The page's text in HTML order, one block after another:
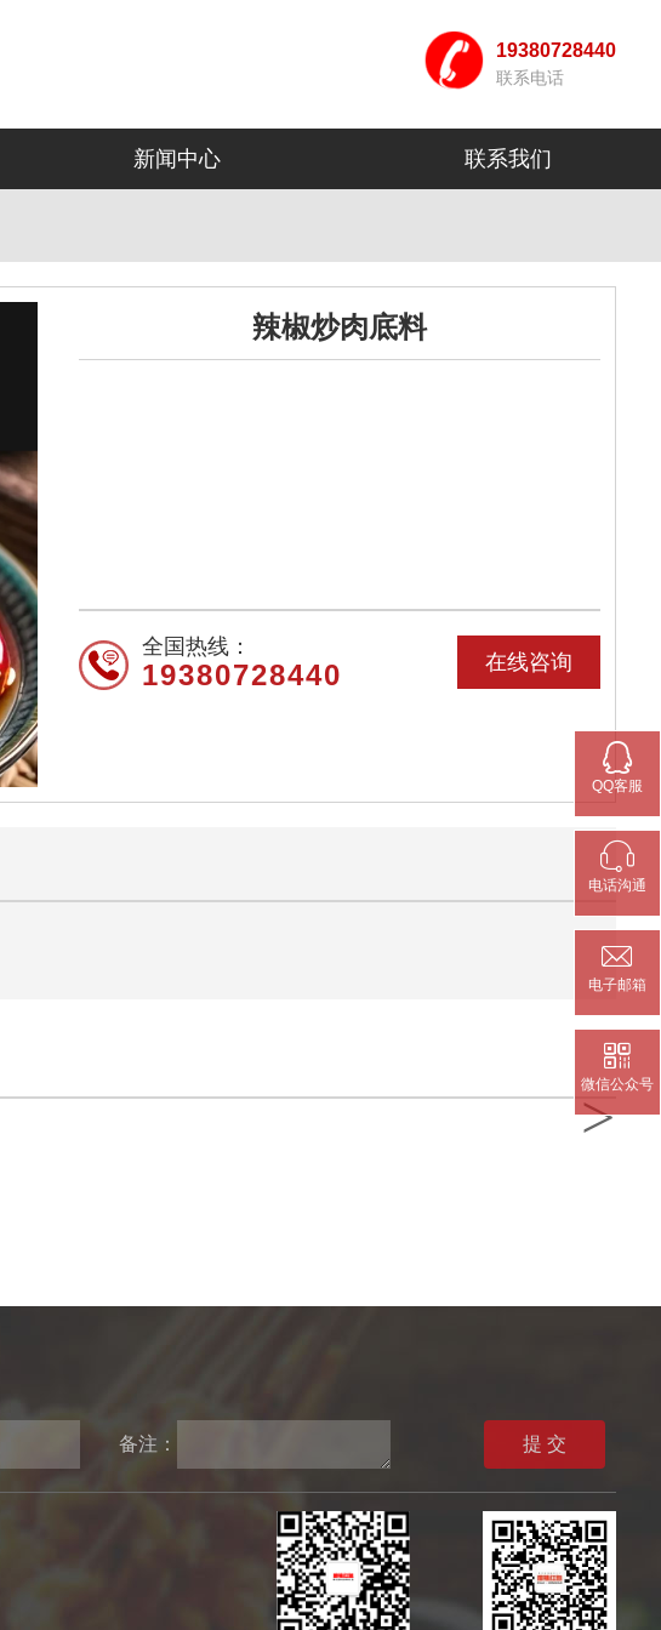
19380728440
联系电话
新闻中心 联系我们
辣椒炒肉底料
在线咨询
全国热线：
19380728440
>
备注：

QQ客服

电话沟通

电子邮箱

微信公众号